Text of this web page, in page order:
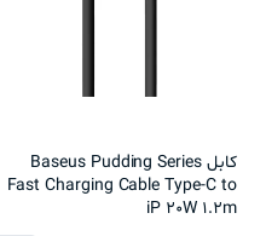
کابل Baseus Pudding Series
Fast Charging Cable Type-C to
iP 20W 1.2m